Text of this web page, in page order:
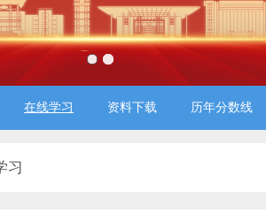
在线学习 资料下载 历年分数线
习